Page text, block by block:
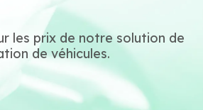
les prix de notre solution de
de véhicules.